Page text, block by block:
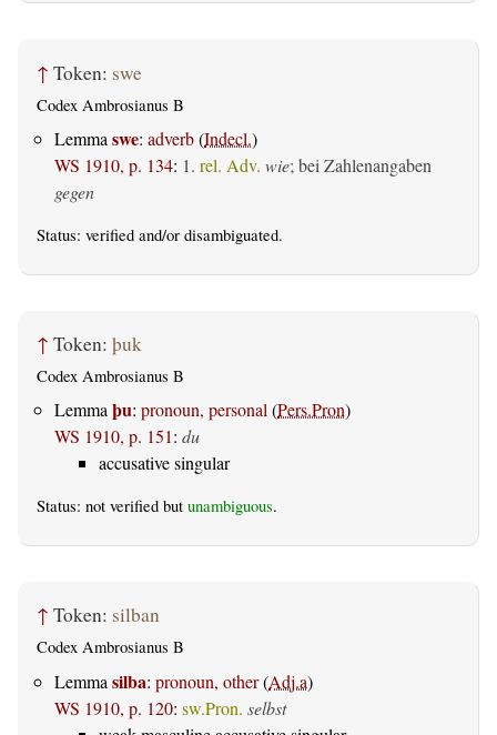
↑ Token: swe
Codex Ambrosianus B
Lemma swe: adverb(Indecl.)
WS 1910, p. 134: 1. rel. Adv. wie; bei Zahlenangaben
gegen
Status: verified and/or disambiguated.
↑ Token: þuk
Codex Ambrosianus B
Lemmaþu: pronoun, personal(Pers.Pron)
WS 1910, p. 151: du
accusative singular
Status: not verified but unambiguous.
↑ Token: silban
Codex Ambrosianus B
Lemma silba: pronoun, other(Adj.a)
WS 1910, p. 120: sw.Pron. selbst